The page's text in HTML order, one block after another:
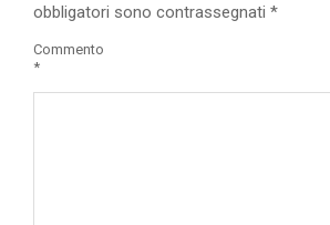
obbligatori sono contrassegnati *
Commento
*